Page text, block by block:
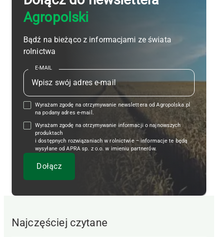
Agropolski
Bądź na bieżąco z informacjami ze świata
rolnictwa
E-MAIL
Wyrażam zgodę na otrzymywanie newslettera od Agropolska.pl
na podany adres e-mail.
Wyrażam zgodę na otrzymywanie informacji o najnowszych
produktach
i dostępnych rozwiązaniach w rolnictwie – informacje te będą
wysyłane od APRA sp. z o.o. w imieniu partnerów.
Najczęściej czytane